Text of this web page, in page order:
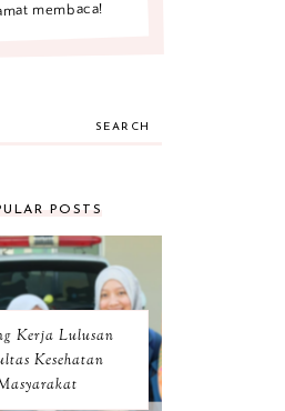
membaca!
SEARCH
POSTS
Kerja Lulusan
Kesehatan